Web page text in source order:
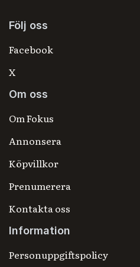
Följ oss
Facebook
X
Om oss
Om Fokus
Annonsera
Köpvillkor
Prenumerera
Kontakta oss
Information
Personuppgiftspolicy